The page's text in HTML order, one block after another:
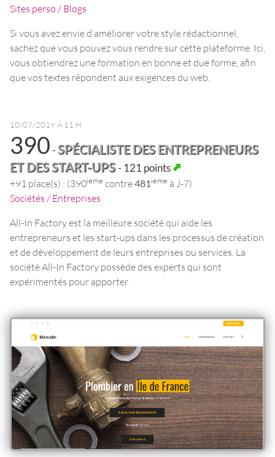
Sites perso / Blogs
Si vous avez envie d’améliorer votre style rédactionnel,
sachez que vous pouvez vous rendre sur cette plateforme. Ici,
vous obtiendrez une formation en bonne et due forme, afin
que vos textes répondent aux exigences du web.
10/07/2019 À 11 H
390-SPÉCIALISTE DES ENTREPRENEURS
ET DES START-UPS- 121 points
+91 place(s) : (390ieme contre481ieme à J-7)
Sociétés / Entreprises
All-In Factory est la meilleure société qui aide les
entrepreneurs et les start-ups dans les processus de création
et de développement de leurs entreprises ou services. La
société All-In Factory possède des experts qui sont
expérimentés pour apporter